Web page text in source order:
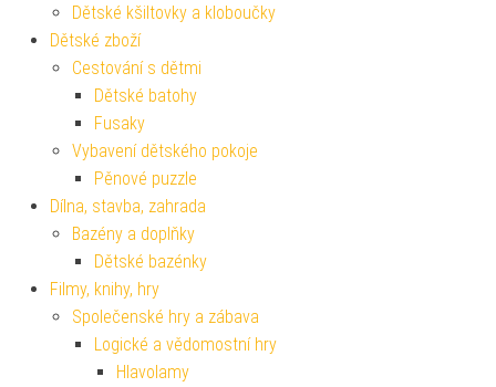
Dětské kšiltovky a kloboučky
Dětské zboží
Cestování s dětmi
Dětské batohy
Fusaky
Vybavení dětského pokoje
Pěnové puzzle
Dílna, stavba, zahrada
Bazény a doplňky
Dětské bazénky
Filmy, knihy, hry
Společenské hry a zábava
Logické a vědomostní hry
Hlavolamy